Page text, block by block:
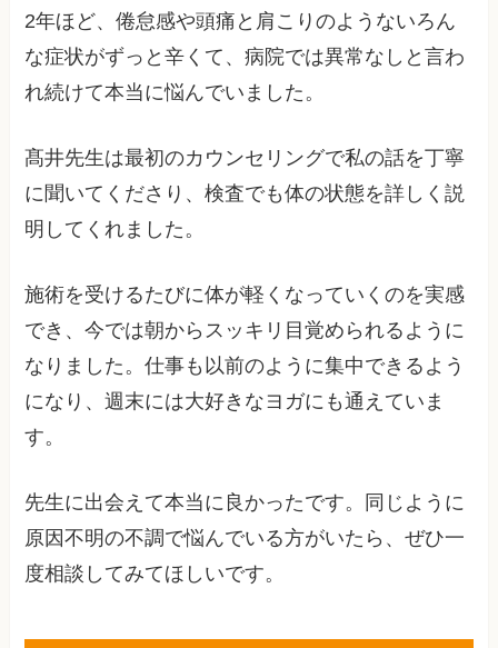
2年ほど、倦怠感や頭痛と肩こりのようないろん
な症状がずっと辛くて、病院では異常なしと言わ
れ続けて本当に悩んでいました。
髙井先生は最初のカウンセリングで私の話を丁寧
に聞いてくださり、検査でも体の状態を詳しく説
明してくれました。
施術を受けるたびに体が軽くなっていくのを実感
でき、今では朝からスッキリ目覚められるように
なりました。仕事も以前のように集中できるよう
になり、週末には大好きなヨガにも通えていま
す。
先生に出会えて本当に良かったです。同じように
原因不明の不調で悩んでいる方がいたら、ぜひ一
度相談してみてほしいです。